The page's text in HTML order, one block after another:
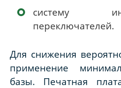
систему
переключателей.
Для снижения
применение
базы. Печатная